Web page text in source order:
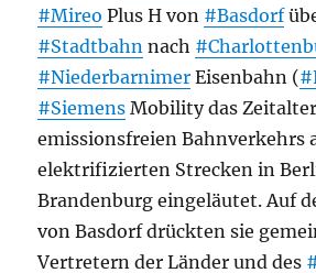
#Mireo Plus H von #Basdorf
#Stadtbahn nach
#Niederbarnimer Eisenbahn (
#Siemens Mobility das
emissionsfreien Bahnverkehrs
elektrifizierten Strecken in
Brandenburg eingeläutet. Auf
von Basdorf drückten sie
Vertretern der Länder und des